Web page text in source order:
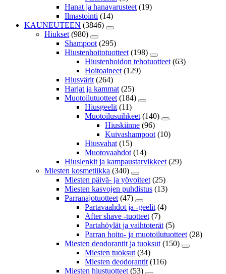
Hanat ja hanavarusteet (19)
Ilmastointi (14)
KAUNEUTEEN (3846)
Hiukset (980)
Shampoot (295)
Hiustenhoitotuotteet (198)
Hiustenhoidon tehotuotteet (63)
Hoitoaineet (129)
Hiusvärit (264)
Harjat ja kammat (25)
Muotoilutuotteet (184)
Hiusgeelit (11)
Muotoilusuihkeet (140)
Hiuskiinne (96)
Kuivashampoot (10)
Hiusvahat (15)
Muotovaahdot (14)
Hiuslenkit ja kampaustarvikkeet (29)
Miesten kosmetiikka (340)
Miesten päivä- ja yövoiteet (25)
Miesten kasvojen puhdistus (13)
Parranajotuotteet (47)
Partavaahdot ja -geelit (4)
After shave -tuotteet (7)
Partahöylät ja vaihtoterät (5)
Parran hoito- ja muotoilutuotteet (28)
Miesten deodorantit ja tuoksut (150)
Miesten tuoksut (34)
Miesten deodorantit (116)
Miesten hiustuotteet (53)